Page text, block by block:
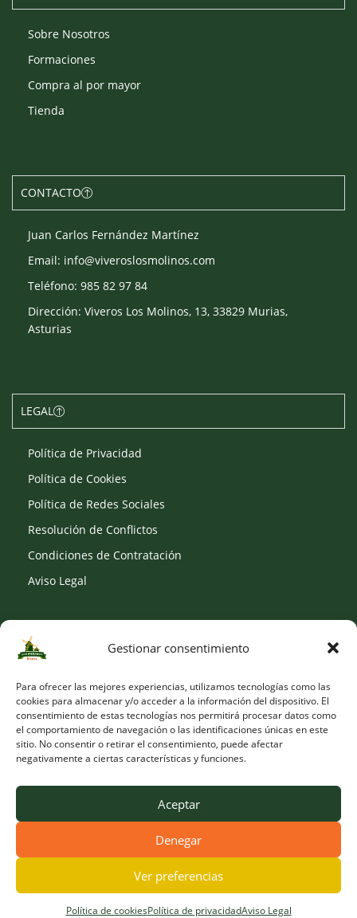
Gestionar consentimiento
Para ofrecer las mejores experiencias, utilizamos tecnologías como las
cookies para almacenar y/o acceder a la información del dispositivo. El
consentimiento de estas tecnologías nos permitirá procesar datos como
el comportamiento de navegación o las identificaciones únicas en este
sitio. No consentir o retirar el consentimiento, puede afectar
negativamente a ciertas características y funciones.
Aceptar
Denegar
Ver preferencias
Política de cookiesPolítica de privacidadAviso Legal
Sobre Nosotros
Formaciones
Compra al por mayor
Tienda
CONTACTO
Juan Carlos Fernández Martínez
Email: info@viveroslosmolinos.com
Teléfono: 985 82 97 84
Dirección: Viveros Los Molinos, 13, 33829 Murias,
Asturias
LEGAL
Política de Privacidad
Política de Cookies
Política de Redes Sociales
Resolución de Conflictos
Condiciones de Contratación
Aviso Legal
SOCIAL
© Copyright 2026 Viveros Los Molinos |
Developed by Obelisk